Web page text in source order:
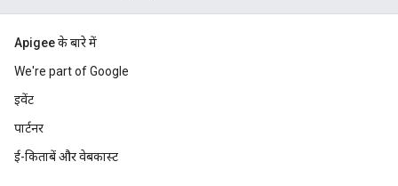
Apigee के बारे में
We're part of Google
इवेंट
पार्टनर
ई-किताबें और वेबकास्ट